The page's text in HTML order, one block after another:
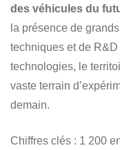
des véhicules du
la présence de
techniques et de
technologies, le
vaste terrain
demain.
Chiffres clés : 1 200